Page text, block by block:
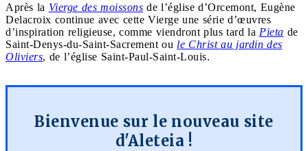
Après la Vierge des moissons de l’église d’Orcemont, Eugène
Delacroix continue avec cette Vierge une série d’œuvres
d’inspiration religieuse, comme viendront plus tard la Pieta de
Saint-Denys-du-Saint-Sacrement ou le Christ au jardin des
Oliviers, de l’église Saint-Paul-Saint-Louis.
Bienvenue sur le nouveau site
d'Aleteia !